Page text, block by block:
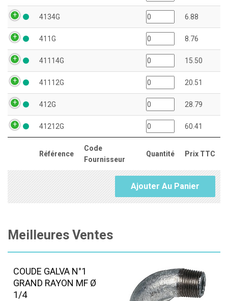
Référence
Code
Fournisseur
Quantité Prix TTC
4134G 6.88
411G 8.76
41114G 15.50
41112G 20.51
412G 28.79
41212G 60.41
Ajouter Au Panier
Meilleures Ventes
COUDE GALVA N°1
GRAND RAYON MF Ø
1/4